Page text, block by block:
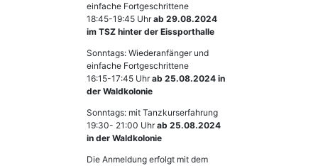
einfache Fortgeschrittene
18:45-19:45 Uhrab 29.08.2024
im TSZ hinter der Eissporthalle
Sonntags: Wiederanfänger und
einfache Fortgeschrittene
16:15-17:45 Uhrab 25.08.2024 in
der Waldkolonie
Sonntags: mit Tanzkurserfahrung
19:30- 21:00 Uhrab 25.08.2024
in der Waldkolonie
Die Anmeldung erfolgt mit dem